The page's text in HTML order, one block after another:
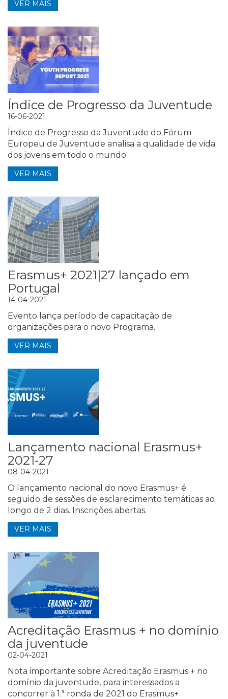
VER MAIS
Índice de Progresso da Juventude
16-06-2021
Índice de Progresso da Juventude do Fórum
Europeu de Juventude analisa a qualidade de vida
dos jovens em todo o mundo.
VER MAIS
Erasmus+ 2021|27 lançado em
Portugal
14-04-2021
Evento lança período de capacitação de
organizações para o novo Programa.
VER MAIS
Lançamento nacional Erasmus+
2021-27
08-04-2021
O lançamento nacional do novo Erasmus+ é
seguido de sessões de esclarecimento temáticas ao
longo de 2 dias. Inscrições abertas.
VER MAIS
Acreditação Erasmus + no domínio
da juventude
02-04-2021
Nota importante sobre Acreditação Erasmus + no
domínio da juventude, para interessados a
concorrer à 1.ª ronda de 2021 do Erasmus+